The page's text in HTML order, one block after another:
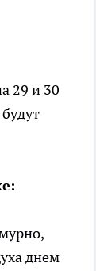
29 и 30
днем